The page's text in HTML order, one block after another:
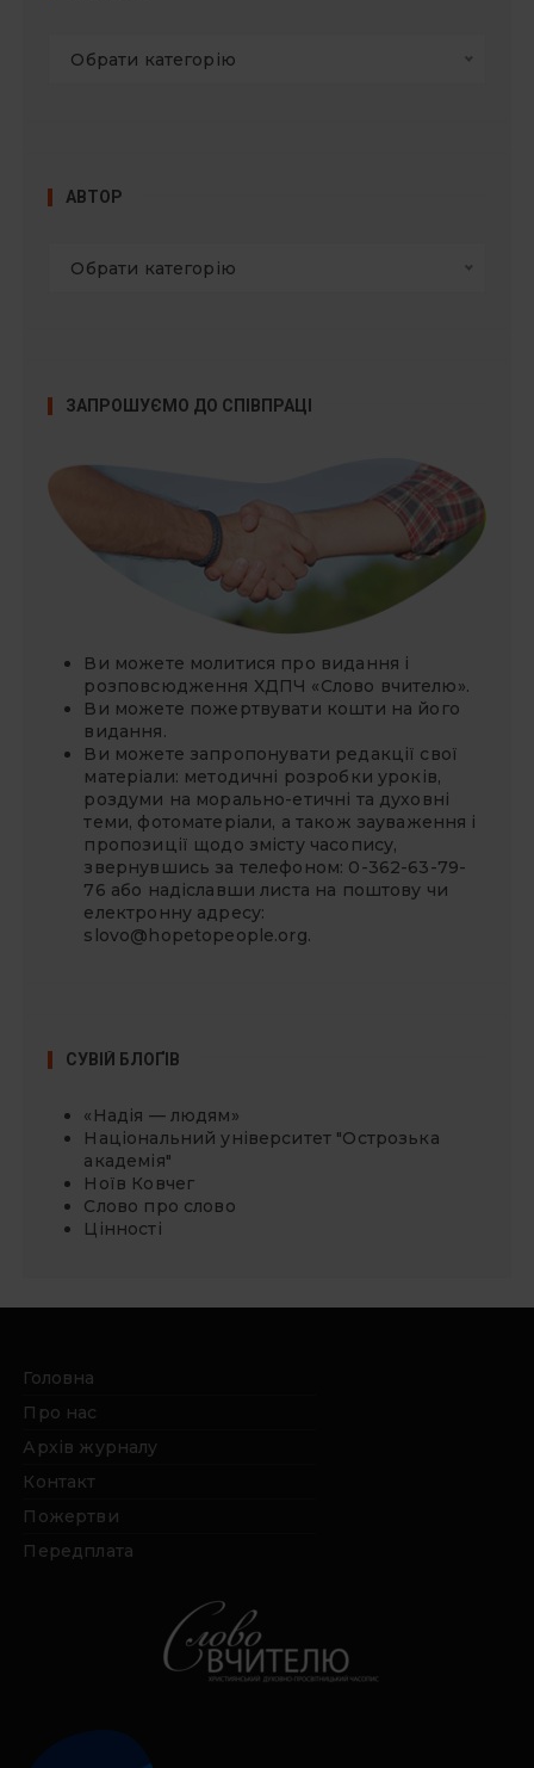
Обрати категорію
АВТОР
Обрати категорію
ЗАПРОШУЄМО ДО СПІВПРАЦІ
Ви можете молитися про видання і
розповсюдження ХДПЧ «Слово вчителю».
Ви можете пожертвувати кошти на його
видання.
Ви можете запропонувати редакції свої
матеріали: методичні розробки уроків,
роздуми на морально-етичні та духовні
теми, фотоматеріали, а також зауваження і
пропозиції щодо змісту часопису,
звернувшись за телефоном: 0-362-63-79-
76 або надіславши листа на поштову чи
електронну адресу:
slovo@hopetopeople.org.
СУВІЙ БЛОҐІВ
«Надія — людям»
Національний університет "Острозька
академія"
Ноїв Ковчег
Слово про слово
Цінності
Головна
Про нас
Архів журналу
Контакт
Пожертви
Передплата